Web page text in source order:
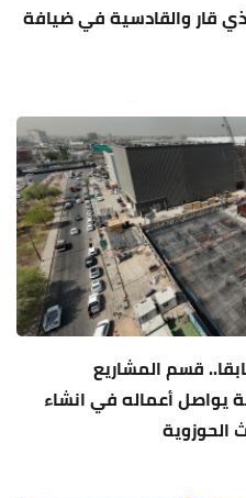
قار والقادسية في ضيافة
والصور: بواقع (13) طابقا.. قسم المشاريع
يواصل أعماله في انشاء
الحوزوية